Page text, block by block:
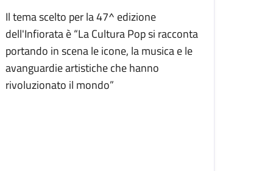
Il tema scelto per la 47^ edizione
dell'Infiorata è “La Cultura Pop si racconta
portando in scena le icone, la musica e le
avanguardie artistiche che hanno
rivoluzionato il mondo”